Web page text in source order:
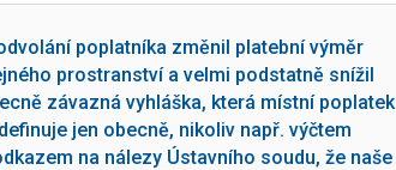
poplatníka změnil platební výměr
prostranství a velmi podstatně snížil
závazná vyhláška, která místní poplatek
jen obecně, nikoliv např. výčtem
na nálezy Ústavního soudu, že naše